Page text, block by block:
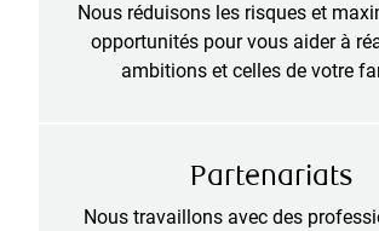
Nous réduisons les risques et
opportunités pour vous aider à
ambitions et celles de votre
Partenariats
Nous travaillons avec des